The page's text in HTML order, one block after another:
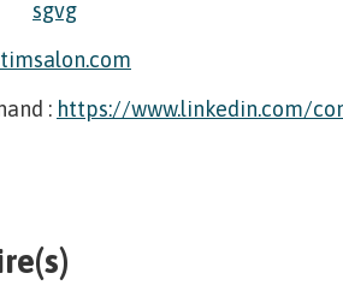
: https://www.linkedin.com/